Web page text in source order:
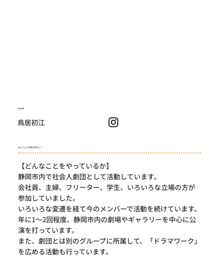
NAME
鳥居初江
あなたの活動内容は？
【どんなことをやっているか】
静岡市内で社会人劇団として活動しています。
会社員、主婦、フリーター、学生、いろいろな立場の方が
参加していました。
いろいろな変遷を経て今のメンバーで活動を続けています。
年に1〜2回程度、静岡市内の劇場やギャラリーを中心に公
演を打っています。
また、劇団とは別のグループに所属して、「ドラマワーク」
を広める活動も行っています。